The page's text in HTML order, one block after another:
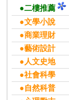
●二樓推薦
●文學小說
●商業理財
●藝術設計
●人文史地
●社會科學
●自然科普